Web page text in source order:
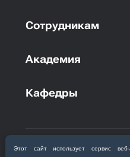
Этот сайт использует сервис
Сотрудникам
Академия
Кафедры